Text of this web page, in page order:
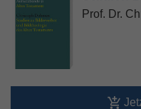
Prof. Dr.